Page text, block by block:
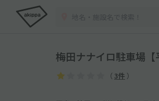
梅田ナナイロ駐車場【
（ 3件 ）